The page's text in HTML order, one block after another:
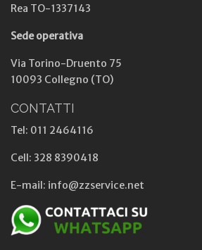
Rea TO-1337143
Sede operativa
Via Torino-Druento 75
10093 Collegno (TO)
CONTATTI
Tel: 011 2464116
Cell: 328 8390418
E-mail: info@zzservice.net